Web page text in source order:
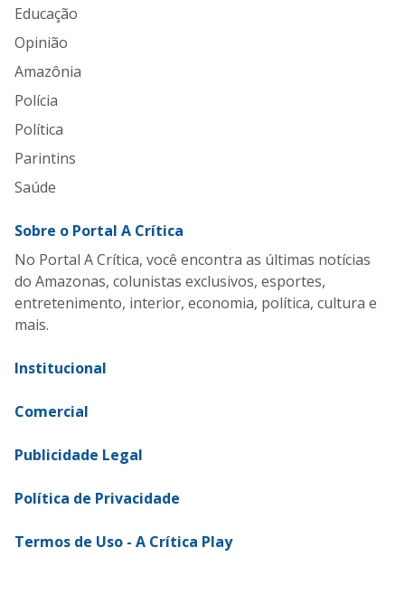
Educação
Opinião
Amazônia
Polícia
Política
Parintins
Saúde
Sobre o Portal A Crítica
No Portal A Crítica, você encontra as últimas notícias
do Amazonas, colunistas exclusivos, esportes,
entretenimento, interior, economia, política, cultura e
mais.
Institucional
Comercial
Publicidade Legal
Política de Privacidade
Termos de Uso - A Crítica Play